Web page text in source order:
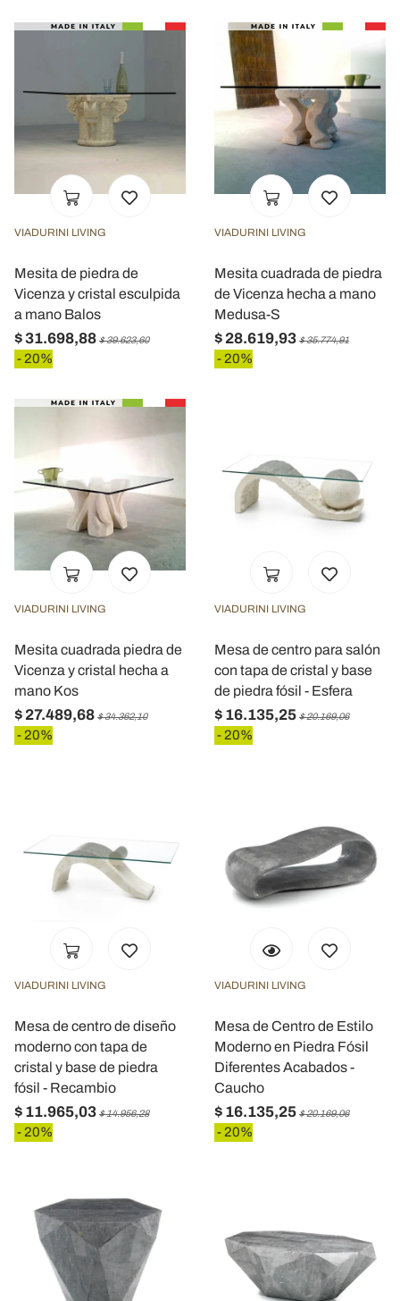
VIADURINI LIVING
Mesita de piedra de
Vicenza y cristal esculpida
a mano Balos
$ 31.698,88 $ 39.623,60
- 20%
VIADURINI LIVING
Mesita cuadrada de piedra
de Vicenza hecha a mano
Medusa-S
$ 28.619,93 $ 35.774,91
- 20%
VIADURINI LIVING
Mesita cuadrada piedra de
Vicenza y cristal hecha a
mano Kos
$ 27.489,68 $ 34.362,10
- 20%
VIADURINI LIVING
Mesa de centro para salón
con tapa de cristal y base
de piedra fósil - Esfera
$ 16.135,25 $ 20.169,06
- 20%
VIADURINI LIVING
Mesa de centro de diseño
moderno con tapa de
cristal y base de piedra
fósil - Recambio
$ 11.965,03 $ 14.956,28
- 20%
VIADURINI LIVING
Mesa de Centro de Estilo
Moderno en Piedra Fósil
Diferentes Acabados -
Caucho
$ 16.135,25 $ 20.169,06
- 20%